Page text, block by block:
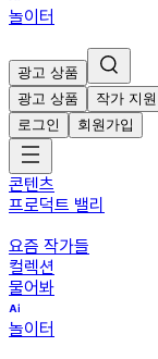
놀이터
광고 상품
광고 상품
작가 지원
로그인
회원가입
콘텐츠
프로덕트 밸리
요즘 작가들
컬렉션
물어봐
놀이터